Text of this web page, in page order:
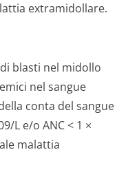
extramidollare.
blasti nel midollo
nel sangue
conta del sangue
L e/o ANC < 1 ×
malattia